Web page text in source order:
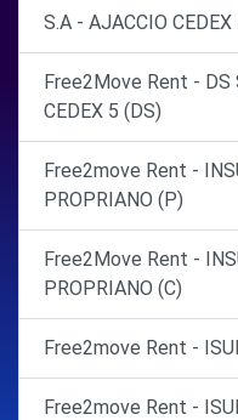
S.A - AJACCIO CEDEX
Free2Move Rent - DS
CEDEX 5 (DS)
Free2move Rent -
PROPRIANO (P)
Free2Move Rent -
PROPRIANO (C)
Free2move Rent -
Free2move Rent -